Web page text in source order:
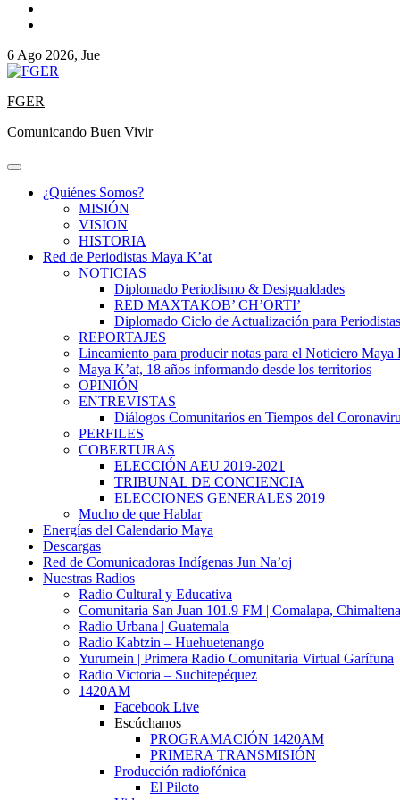
6 Ago 2026, Jue
FGER
Comunicando Buen Vivir
¿Quiénes Somos?
MISIÓN
VISION
HISTORIA
Red de Periodistas Maya K’at
NOTICIAS
Diplomado Periodismo & Desigualdades
RED MAXTAKOB’ CH’ORTI’
Diplomado Ciclo de Actualización para Periodistas
REPORTAJES
Lineamiento para producir notas para el Noticiero Maya
Maya K’at, 18 años informando desde los territorios
OPINIÓN
ENTREVISTAS
Diálogos Comunitarios en Tiempos del
PERFILES
COBERTURAS
ELECCIÓN AEU 2019-2021
TRIBUNAL DE CONCIENCIA
ELECCIONES GENERALES 2019
Mucho de que Hablar
Energías del Calendario Maya
Descargas
Red de Comunicadoras Indígenas Jun Na’oj
Nuestras Radios
Radio Cultural y Educativa
Comunitaria San Juan 101.9 FM | Comalapa,
Radio Urbana | Guatemala
Radio Kabtzin – Huehuetenango
Yurumein | Primera Radio Comunitaria Virtual Garífuna
Radio Victoria – Suchitepéquez
1420AM
Facebook Live
Escúchanos
PROGRAMACIÓN 1420AM
PRIMERA TRANSMISIÓN
Producción radiofónica
El Piloto